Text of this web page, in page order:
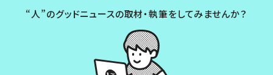
“人”のグッドニュースの取材・執筆をしてみませんか？